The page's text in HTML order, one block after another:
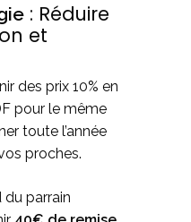
: Réduire
et
des prix 10% en
pour le même
toute l’année
proches.
du parrain